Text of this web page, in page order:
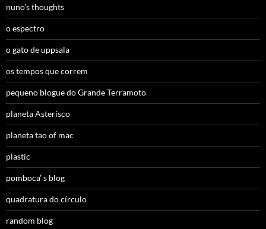
nuno’s thoughts
o espectro
o gato de uppsala
os tempos que correm
pequeno blogue do Grande Terramoto
planeta Asterisco
planeta tao of mac
plastic
pomboca’ s blog
quadratura do círculo
random blog